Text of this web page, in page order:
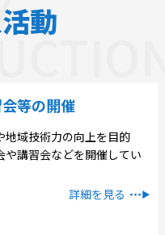
動
等の開催
地域技術力の向上を目的
や講習会などを開催してい
詳細を見る